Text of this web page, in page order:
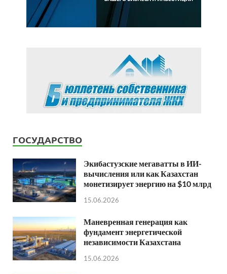
ГОСУДАРСТВО
Экибастузские мегаватты в ИИ-
вычисления или как Казахстан
монетизирует энергию на $10 млрд
15.06.2026
Маневренная генерация как
фундамент энергетической
независимости Казахстана
15.06.2026